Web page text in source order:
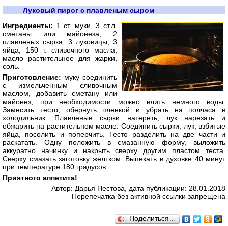
Луковый пирог с плавленым сыром
Ингредиенты: 1 ст. муки, 3 ст.л.
сметаны или майонеза, 2
плавленых сырка, 3 луковицы, 3
яйца, 150 г. сливочного масла,
масло растительное для жарки,
соль.
Приготовление: муку соединить
с измельченным сливочным
маслом, добавить сметану или
майонез, при необходимости можно влить немного воды.
Замесить тесто, обернуть пленкой и убрать на полчаса в
холодильник. Плавленые сырки натереть, лук нарезать и
обжарить на растительном масле. Соединить сырки, лук, взбитые
яйца, посолить и поперчить. Тесто разделить на две части и
раскатать. Одну положить в смазанную форму, выложить
аккуратно начинку и накрыть сверху другим пластом теста.
Сверху смазать заготовку желтком. Выпекать в духовке 40 минут
при температуре 180 градусов.
Приятного аппетита!
Автор: Дарья Пестова, дата публикации: 28.01.2018
Перепечатка без активной ссылки запрещена
Поделиться…